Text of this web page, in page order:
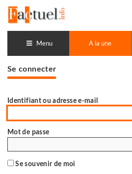
contenu
Menu A la une
Se connecter
Identifiant ou adresse e-mail
Mot de passe
Se souvenir de moi